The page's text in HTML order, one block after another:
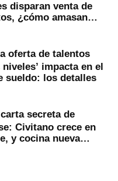
disparan venta de
¿cómo amasan
oferta de talentos
niveles’ impacta en el
sueldo: los detalles
secreta de
Civitano crece en
y cocina nueva